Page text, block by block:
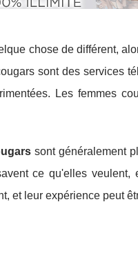
chose de différent,
sont des services
Les femmes
sont généralement
ce qu'elles
et leur expérience peut